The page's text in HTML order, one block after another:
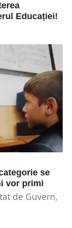
Educației!
se
vor primi
de Guvern,